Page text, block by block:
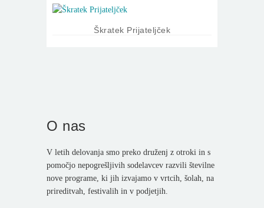
Škratek Prijateljček
O nas
V letih delovanja smo preko druženj z otroki in s
pomočjo nepogrešljivih sodelavcev razvili številne
nove programe, ki jih izvajamo v vrtcih, šolah, na
prireditvah, festivalih in v podjetjih.